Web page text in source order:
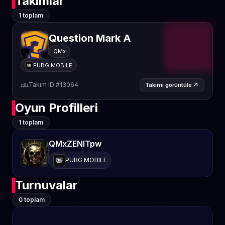
1 toplam
Question Mark A
QMx
PUBG MOBILE
groupsTakım ID #13064 Takımı görüntüle arrow_outward
Oyun Profilleri
1 toplam
QMxZENITpw
PUBG MOBILE
Turnuvalar
0 toplam